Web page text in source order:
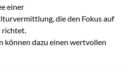
einer
die den Fokus auf
richtet.
dazu einen wertvollen